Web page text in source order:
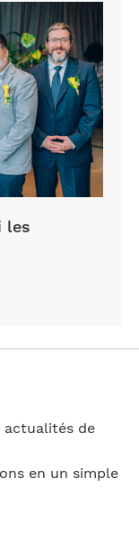
les
actualités de
en un simple